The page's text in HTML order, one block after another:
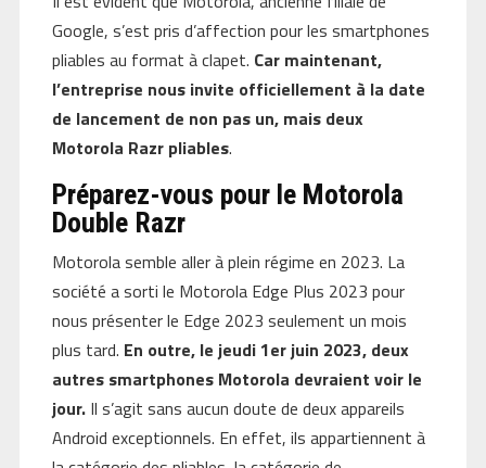
Google, s’est pris d’affection pour les smartphones
pliables au format à clapet. Car maintenant,
l’entreprise nous invite officiellement à la date
de lancement de non pas un, mais deux
Motorola Razr pliables.
Préparez-vous pour le Motorola
Double Razr
Motorola semble aller à plein régime en 2023. La
société a sorti le Motorola Edge Plus 2023 pour
nous présenter le Edge 2023 seulement un mois
plus tard. En outre, le jeudi 1er juin 2023, deux
autres smartphones Motorola devraient voir le
jour.Il s’agit sans aucun doute de deux appareils
Android exceptionnels. En effet, ils appartiennent à